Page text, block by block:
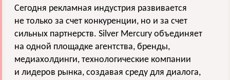
Сегодня рекламная индустрия развивается
не только за счет конкуренции, но и за счет
сильных партнерств. Silver Mercury объединяет
на одной площадке агентства, бренды,
медиахолдинги, технологические компании
и лидеров рынка, создавая среду для диалога,